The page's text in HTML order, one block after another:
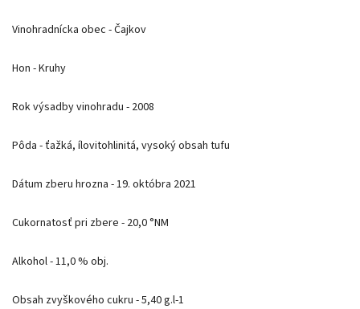
Vinohradnícka obec - Čajkov
Hon - Kruhy
Rok výsadby vinohradu - 2008
Pôda - ťažká, ílovitohlinitá, vysoký obsah tufu
Dátum zberu hrozna - 19. októbra 2021
Cukornatosť pri zbere - 20,0 °NM
Alkohol - 11,0 % obj.
Obsah zvyškového cukru - 5,40 g.l-1